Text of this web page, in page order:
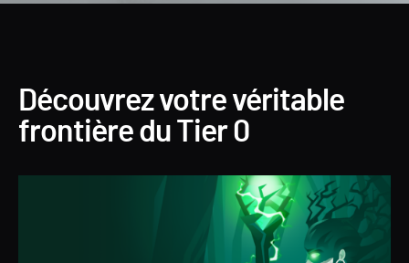
Découvrez votre véritable
frontière du Tier 0